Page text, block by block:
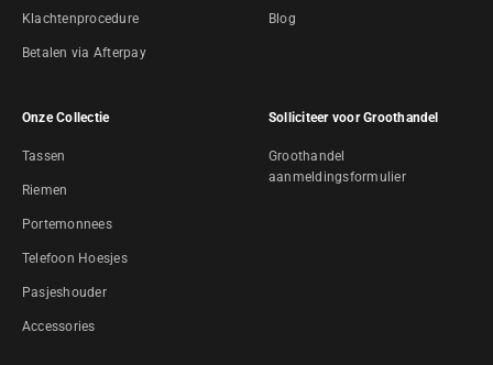
Klachtenprocedure
Betalen via Afterpay
Blog
Onze Collectie
Tassen
Riemen
Portemonnees
Telefoon Hoesjes
Pasjeshouder
Accessories
Solliciteer voor Groothandel
Groothandel
aanmeldingsformulier